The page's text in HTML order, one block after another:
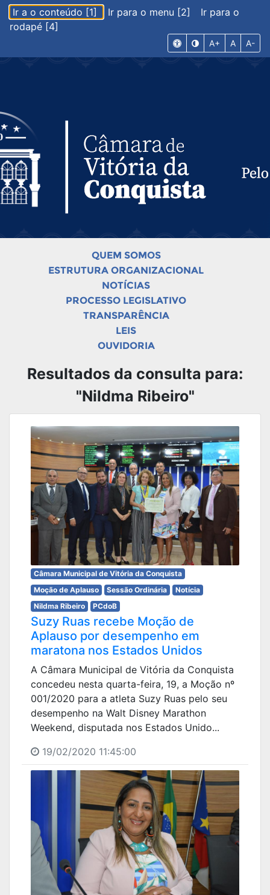
Ir a o conteúdo [1] Ir para o menu [2]
Ir para o
rodapé [4]
A+ A A-
QUEM SOMOS
ESTRUTURA ORGANIZACIONAL
NOTÍCIAS
PROCESSO LEGISLATIVO
TRANSPARÊNCIA
LEIS
OUVIDORIA
Resultados da consulta para:
"Nildma Ribeiro"
Câmara Municipal de Vitória da Conquista
Moção de Aplauso
Sessão Ordinária
Notícia
Nildma Ribeiro
PCdoB
Suzy Ruas recebe Moção de
Aplauso por desempenho em
maratona nos Estados Unidos
A Câmara Municipal de Vitória da Conquista
concedeu nesta quarta-feira, 19, a Moção nº
001/2020 para a atleta Suzy Ruas pelo seu
desempenho na Walt Disney Marathon
Weekend, disputada nos Estados Unido...
19/02/2020 11:45:00